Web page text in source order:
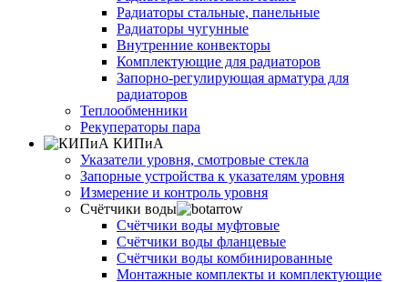
Радиаторы стальные, панельные
Радиаторы чугунные
Внутренние конвекторы
Комплектующие для радиаторов
Запорно-регулирующая арматура для
радиаторов
Теплообменники
Рекуператоры пара
КИПиА
Указатели уровня, смотровые стекла
Запорные устройства к указателям уровня
Измерение и контроль уровня
Счётчики воды
Счётчики воды муфтовые
Счётчики воды фланцевые
Счётчики воды комбинированные
Монтажные комплекты и комплектующие